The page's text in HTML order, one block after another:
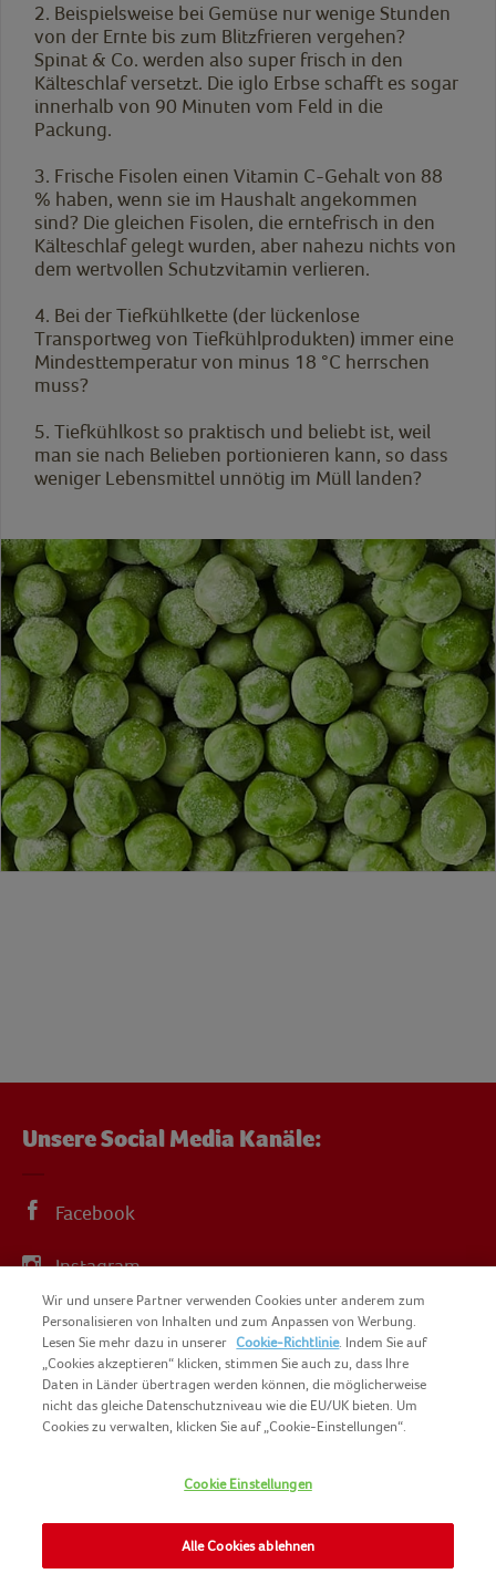
2. Beispielsweise bei Gemüse nur wenige Stunden
von der Ernte bis zum Blitzfrieren vergehen?
Spinat & Co. werden also super frisch in den
Kälteschlaf versetzt. Die iglo Erbse schafft es sogar
innerhalb von 90 Minuten vom Feld in die
Packung.
3. Frische Fisolen einen Vitamin C-Gehalt von 88
% haben, wenn sie im Haushalt angekommen
sind? Die gleichen Fisolen, die erntefrisch in den
Kälteschlaf gelegt wurden, aber nahezu nichts von
dem wertvollen Schutzvitamin verlieren.
4. Bei der Tiefkühlkette (der lückenlose
Transportweg von Tiefkühlprodukten) immer eine
Mindesttemperatur von minus 18 °C herrschen
muss?
5. Tiefkühlkost so praktisch und beliebt ist, weil
man sie nach Belieben portionieren kann, so dass
weniger Lebensmittel unnötig im Müll landen?
Unsere Social Media Kanäle:
Facebook
Instagram
YouTube
SITEMAP
KONTAKT
IMPRESSUM
NOMAD FOODS
Wir und unsere Partner verwenden Cookies unter anderem zum
Personalisieren von Inhalten und zum Anpassen von Werbung.
Lesen Sie mehr dazu in unserer Cookie-Richtlinie. Indem Sie auf
„Cookies akzeptieren“ klicken, stimmen Sie auch zu, dass Ihre
Daten in Länder übertragen werden können, die möglicherweise
nicht das gleiche Datenschutzniveau wie die EU/UK bieten. Um
Cookies zu verwalten, klicken Sie auf „Cookie-Einstellungen“.
Cookie Einstellungen
Alle Cookies ablehnen